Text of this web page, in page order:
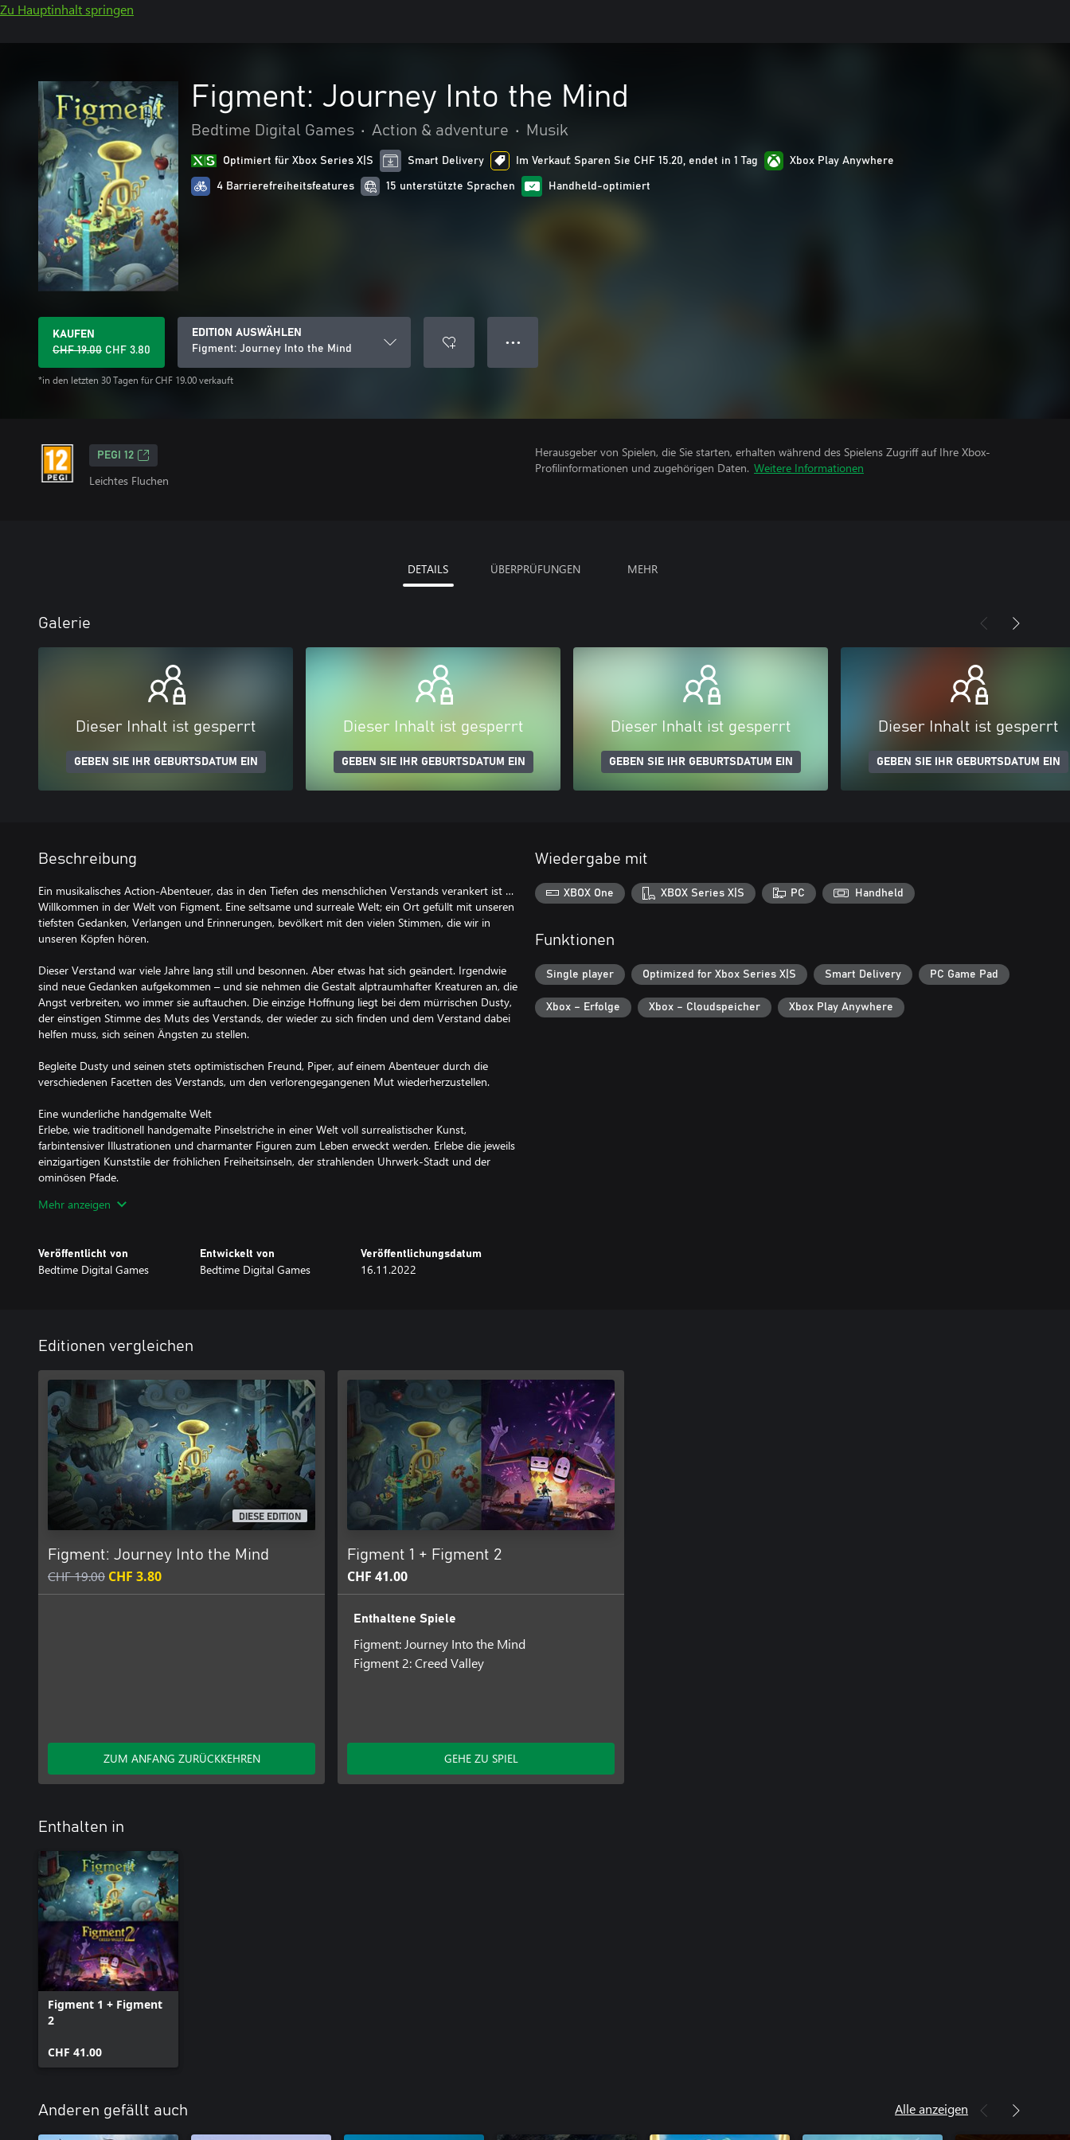
Zu Hauptinhalt springen
Figment: Journey Into the Mind
Bedtime Digital Games • Action & adventure • Musik
Optimiert für Xbox Series X|S Smart Delivery Im Verkauf: Sparen Sie CHF 15.20, endet in 1 Tag Xbox Play Anywhere
4 Barrierefreiheitsfeatures 15 unterstützte Sprachen Handheld-optimiert
KAUFEN
CHF 19.00 CHF 3.80
*in den letzten 30 Tagen für CHF 19.00 verkauft
EDITION AUSWÄHLEN
Figment: Journey Into the Mind
● ● ●
PEGI 12
Leichtes Fluchen
Herausgeber von Spielen, die Sie starten, erhalten während des Spielens Zugriff auf Ihre Xbox-
Profilinformationen und zugehörigen Daten. Weitere Informationen
DETAILS ÜBERPRÜFUNGEN MEHR
Galerie
Dieser Inhalt ist gesperrt
GEBEN SIE IHR GEBURTSDATUM EIN
Dieser Inhalt ist gesperrt
GEBEN SIE IHR GEBURTSDATUM EIN
Dieser Inhalt ist gesperrt
GEBEN SIE IHR GEBURTSDATUM EIN
Dieser Inhalt ist gesperrt
GEBEN SIE IHR GEBURTSDATUM EIN
Beschreibung
Ein musikalisches Action-Abenteuer, das in den Tiefen des menschlichen Verstands verankert ist …
Willkommen in der Welt von Figment. Eine seltsame und surreale Welt; ein Ort gefüllt mit unseren
tiefsten Gedanken, Verlangen und Erinnerungen, bevölkert mit den vielen Stimmen, die wir in
unseren Köpfen hören.
Dieser Verstand war viele Jahre lang still und besonnen. Aber etwas hat sich geändert. Irgendwie
sind neue Gedanken aufgekommen – und sie nehmen die Gestalt alptraumhafter Kreaturen an, die
Angst verbreiten, wo immer sie auftauchen. Die einzige Hoffnung liegt bei dem mürrischen Dusty,
der einstigen Stimme des Muts des Verstands, der wieder zu sich finden und dem Verstand dabei
helfen muss, sich seinen Ängsten zu stellen.
Begleite Dusty und seinen stets optimistischen Freund, Piper, auf einem Abenteuer durch die
verschiedenen Facetten des Verstands, um den verlorengegangenen Mut wiederherzustellen.
Eine wunderliche handgemalte Welt
Erlebe, wie traditionell handgemalte Pinselstriche in einer Welt voll surrealistischer Kunst,
farbintensiver Illustrationen und charmanter Figuren zum Leben erweckt werden. Erlebe die jeweils
einzigartigen Kunststile der fröhlichen Freiheitsinseln, der strahlenden Uhrwerk-Stadt und der
ominösen Pfade.
Genieße die Vielfalt musikalischer Leistungen
musikalische Universum und seinen dynamischen Soundtrack beeinflussen.
du ihre schmutzigen Tricks zu deinem Vorteil verwendest.
Benutze Muckis und Grips
Figment bietet verschiedene Herausforderungen für jegliche Art von Spieler. Schwing dein Schwert
geschickt gegen die Feinde, streng deinen Grips an, um Puzzle zu lösen und kombiniere beides in
epischen musikalischen Boss-Kämpfen.
Mehr anzeigen
Veröffentlicht von
Bedtime Digital Games
Entwickelt von
Bedtime Digital Games
Veröffentlichungsdatum
16.11.2022
Wiedergabe mit
XBOX One XBOX Series X|S PC Handheld
Funktionen
Single player Optimized for Xbox Series X|S Smart Delivery PC Game Pad
Xbox – Erfolge Xbox – Cloudspeicher Xbox Play Anywhere
Editionen vergleichen
DIESE EDITION
Figment: Journey Into the Mind
CHF 19.00 CHF 3.80
ZUM ANFANG ZURÜCKKEHREN
Figment 1 + Figment 2
CHF 41.00
Enthaltene Spiele
Figment: Journey Into the Mind
Figment 2: Creed Valley
GEHE ZU SPIEL
Enthalten in
Figment 1 + Figment
2
CHF 41.00
Anderen gefällt auch Alle anzeigen